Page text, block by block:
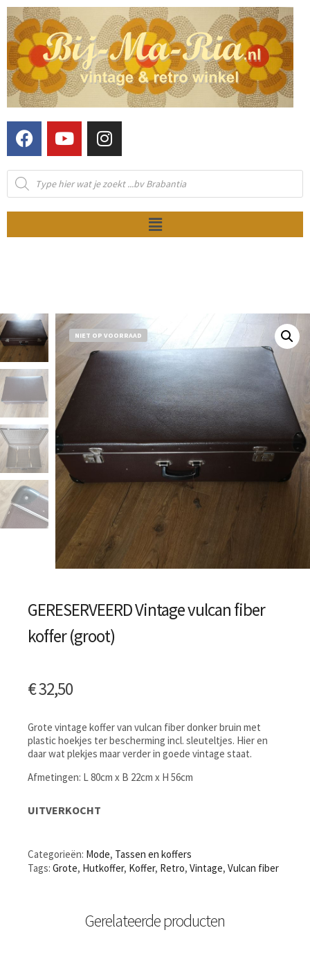
NIET OP VOORRAAD
GERESERVEERD Vintage vulcan fiber
koffer (groot)
€32,50
Grote vintage koffer van vulcan fiber donker bruin met
plastic hoekjes ter bescherming incl. sleuteltjes. Hier en
daar wat plekjes maar verder in goede vintage staat.
Afmetingen: L 80cm x B 22cm x H 56cm
UITVERKOCHT
Categorieën: Mode, Tassen en koffers
Tags: Grote, Hutkoffer, Koffer, Retro, Vintage, Vulcan fiber
Gerelateerde producten